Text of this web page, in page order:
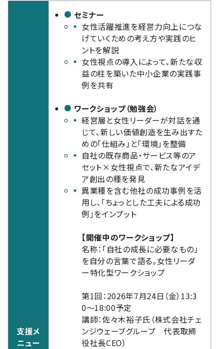
支援メ
ニュー
セミナー
女性活躍推進を経営力向上につな
げていくための考え方や実践のヒ
ントを解説
女性視点の導入によって、新たな収
益の柱を築いた中小企業の実践事
例を共有
ワークショップ（勉強会）
経営層と女性リーダーが対話を通
じて、新しい価値創造を生み出すた
めの「仕組み」と「環境」を整備
自社の既存商品・サービス等のア
セット×女性視点で、新たなアイデ
ア創出の種を発見
異業種を含む他社の成功事例を活
用し、「ちょっとした工夫による成功
例」をインプット
【開催中のワークショップ】
名称：「自社の成長に必要なもの」
を自分の言葉で語る。女性リーダ
ー特化型ワークショップ
第1回：2026年7月24日（金）13:3
0〜18:00予定
講師：佐々木裕子氏（株式会社チェ
ンジウェーブグループ 代表取締
役社長CEO）